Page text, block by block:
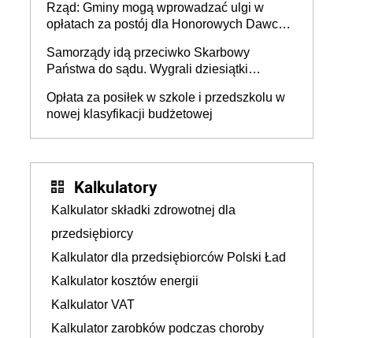
Rząd: Gminy mogą wprowadzać ulgi w
opłatach za postój dla Honorowych Dawców
Samorządy idą przeciwko Skarbowy
Państwa do sądu. Wygrali dziesiątki
Opłata za posiłek w szkole i przedszkolu w
nowej klasyfikacji budżetowej
Kalkulatory
Kalkulator składki zdrowotnej dla
przedsiębiorcy
Kalkulator dla przedsiębiorców Polski Ład
Kalkulator kosztów energii
Kalkulator VAT
Kalkulator zarobków podczas choroby